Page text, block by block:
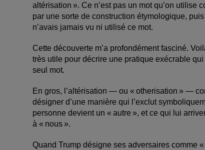
altérisation ». Ce n’est pas un mot qu’on utilise
par une sorte de construction étymologique,
n’avais jamais vu ni utilisé ce mot.
Cette découverte m’a profondément fasciné.
très utile pour décrire une pratique exécrable qui
seul mot.
En gros, l’altérisation — ou « otherisation » —
désigner d’une manière qui l’exclut
personne devient un « autre », et ce qui lui
à « nous ».
Quand ­Trump désigne ses adversaires comme